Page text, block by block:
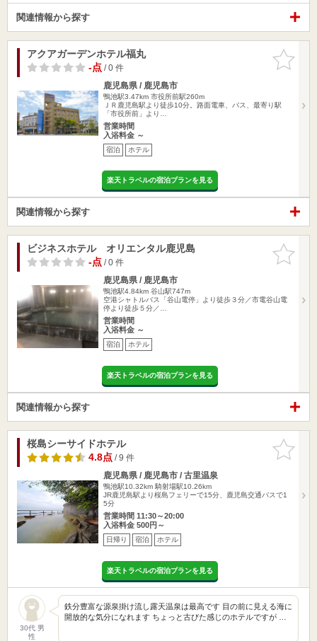
関連情報から探す
お気に入
りに追加
アクアガーデンホテル福丸
-点/ 0 件
鹿児島県 / 鹿児島市
鴨池駅3.47km 市役所前駅260m
ＪＲ鹿児島駅より徒歩10分。路面電車、バス、最寄り駅
「市役所前」より…
営業時間
入浴料金 ～
宿泊 ホテル
楽天トラベルの宿泊プランを見る
関連情報から探す
お気に入
りに追加
ビジネスホテル オリエンタル鹿児島
-点/ 0 件
鹿児島県 / 鹿児島市
鴨池駅4.84km 谷山駅747m
空港シャトルバス「谷山電停」より徒歩３分／市電谷山電
停より徒歩５分／…
営業時間
入浴料金 ～
宿泊 ホテル
楽天トラベルの宿泊プランを見る
関連情報から探す
お気に入
りに追加
桜島シーサイドホテル
4.8点/ 9 件
鹿児島県 / 鹿児島市 / 古里温泉
鴨池駅10.32km 騎射場駅10.26km
JR鹿児島駅より桜島フェリーで15分、鹿児島交通バスで1
5分
営業時間 11:30～20:00
入浴料金 500円～
日帰り 宿泊 ホテル
楽天トラベルの宿泊プランを見る
30代 男
性
鉄分豊富な源泉掛け流し露天温泉は最高です 目の前に見える海に
開放的な気分になれます ちょっと古びた感じのホテルですが …